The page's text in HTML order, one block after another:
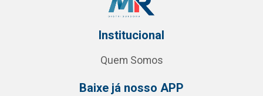
Institucional
Quem Somos
Baixe já nosso APP